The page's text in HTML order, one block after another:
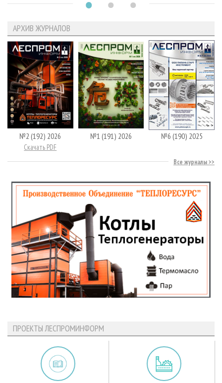
АРХИВ ЖУРНАЛОВ
№2 (192) 2026
Скачать PDF
№1 (191) 2026 №6 (190) 2025
Все журналы
ПРОЕКТЫ ЛЕСПРОМИНФОРМ